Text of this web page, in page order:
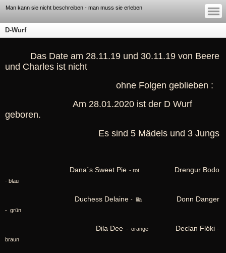
Man kann sie nicht beschreiben - man muss sie erleben —
—
—
D-Wurf
Das Date am 28.11.19 und 30.11.19 von Beere
und Charles ist nicht
ohne Folgen geblieben :
Am 28.01.2020 ist der D Wurf
geboren.
Es sind 5 Mädels und 3 Jungs
Dana´s Sweet Pie - rot Drengur Bodo
- blau
Duchess Delaine - lila Donn Danger
- grün
Dila Dee - orange Declan Flóki -
braun